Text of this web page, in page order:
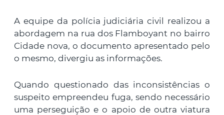
A equipe da polícia judiciária civil realizou a
abordagem na rua dos Flamboyant no bairro
Cidade nova, o documento apresentado pelo
o mesmo, divergiu as informações.
Quando questionado das inconsistências o
suspeito empreendeu fuga, sendo necessário
uma perseguição e o apoio de outra viatura